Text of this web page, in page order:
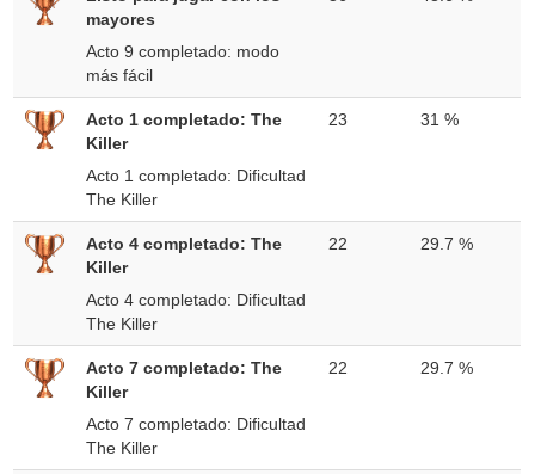
mayores
Acto 9 completado: modo
más fácil
Acto 1 completado: The
Killer
Acto 1 completado: Dificultad
The Killer
23 31 %
Acto 4 completado: The
Killer
Acto 4 completado: Dificultad
The Killer
22 29.7 %
Acto 7 completado: The
Killer
Acto 7 completado: Dificultad
The Killer
22 29.7 %